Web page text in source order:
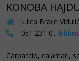
KONOBA
Ulica Braće
051 231 0...
Carpaccio, calamari,